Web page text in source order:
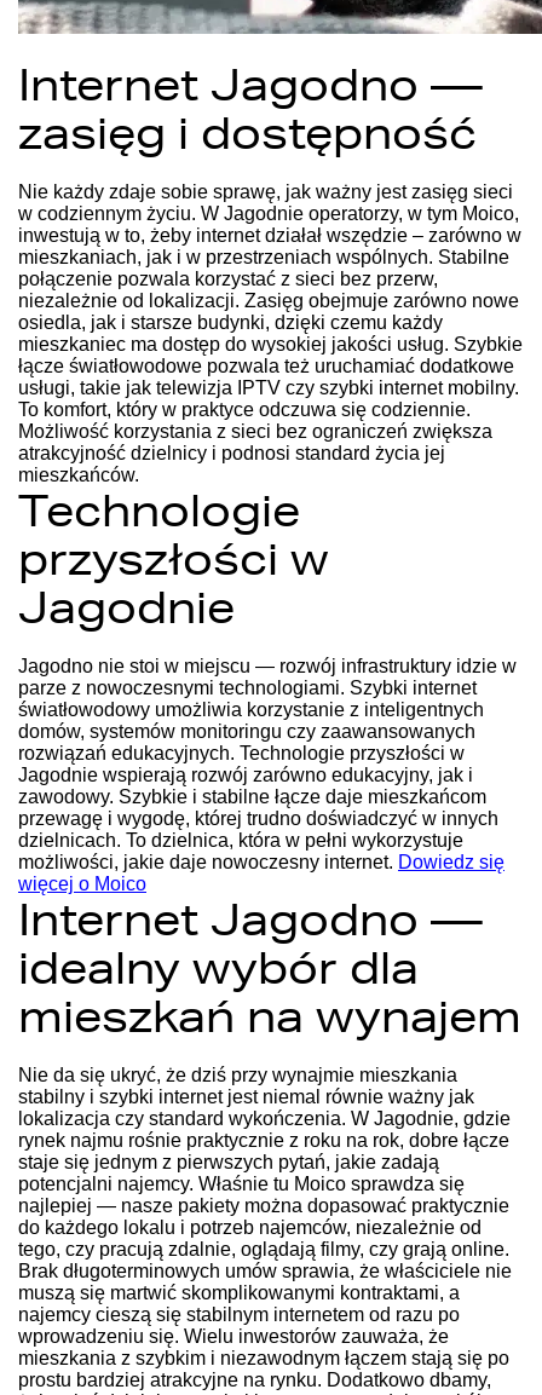
Internet Jagodno —
zasięg i dostępność
Nie każdy zdaje sobie sprawę, jak ważny jest zasięg sieci
w codziennym życiu. W Jagodnie operatorzy, w tym Moico,
inwestują w to, żeby internet działał wszędzie – zarówno w
mieszkaniach, jak i w przestrzeniach wspólnych. Stabilne
połączenie pozwala korzystać z sieci bez przerw,
niezależnie od lokalizacji. Zasięg obejmuje zarówno nowe
osiedla, jak i starsze budynki, dzięki czemu każdy
mieszkaniec ma dostęp do wysokiej jakości usług. Szybkie
łącze światłowodowe pozwala też uruchamiać dodatkowe
usługi, takie jak telewizja IPTV czy szybki internet mobilny.
To komfort, który w praktyce odczuwa się codziennie.
Możliwość korzystania z sieci bez ograniczeń zwiększa
atrakcyjność dzielnicy i podnosi standard życia jej
mieszkańców.
Technologie
przyszłości w
Jagodnie
Jagodno nie stoi w miejscu — rozwój infrastruktury idzie w
parze z nowoczesnymi technologiami. Szybki internet
światłowodowy umożliwia korzystanie z inteligentnych
domów, systemów monitoringu czy zaawansowanych
rozwiązań edukacyjnych. Technologie przyszłości w
Jagodnie wspierają rozwój zarówno edukacyjny, jak i
zawodowy. Szybkie i stabilne łącze daje mieszkańcom
przewagę i wygodę, której trudno doświadczyć w innych
dzielnicach. To dzielnica, która w pełni wykorzystuje
możliwości, jakie daje nowoczesny internet. Dowiedz się
więcej o Moico
Internet Jagodno —
idealny wybór dla
mieszkań na wynajem
Nie da się ukryć, że dziś przy wynajmie mieszkania
stabilny i szybki internet jest niemal równie ważny jak
lokalizacja czy standard wykończenia. W Jagodnie, gdzie
rynek najmu rośnie praktycznie z roku na rok, dobre łącze
staje się jednym z pierwszych pytań, jakie zadają
potencjalni najemcy. Właśnie tu Moico sprawdza się
najlepiej — nasze pakiety można dopasować praktycznie
do każdego lokalu i potrzeb najemców, niezależnie od
tego, czy pracują zdalnie, oglądają filmy, czy grają online.
Brak długoterminowych umów sprawia, że właściciele nie
muszą się martwić skomplikowanymi kontraktami, a
najemcy cieszą się stabilnym internetem od razu po
wprowadzeniu się. Wielu inwestorów zauważa, że
mieszkania z szybkim i niezawodnym łączem stają się po
prostu bardziej atrakcyjne na rynku. Dodatkowo dbamy,